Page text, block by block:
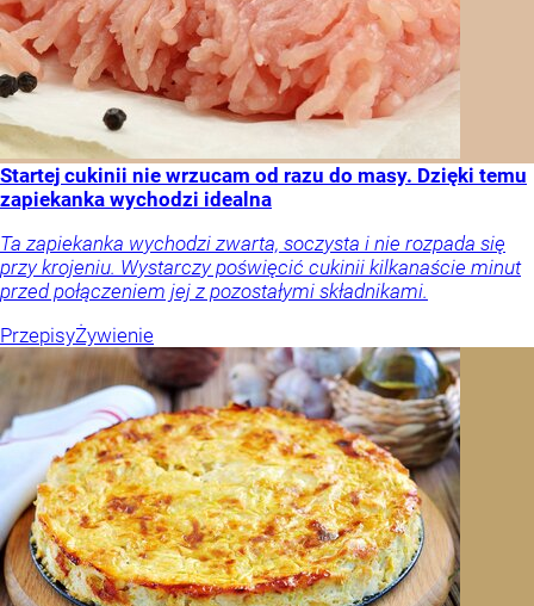
Startej cukinii nie wrzucam od razu do masy. Dzięki temu
zapiekanka wychodzi idealna
Ta zapiekanka wychodzi zwarta, soczysta i nie rozpada się
przy krojeniu. Wystarczy poświęcić cukinii kilkanaście minut
przed połączeniem jej z pozostałymi składnikami.
PrzepisyŻywienie